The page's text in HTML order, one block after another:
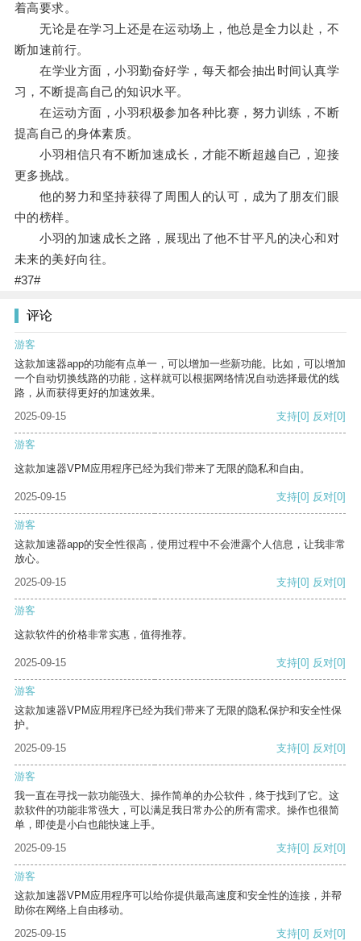
着高要求。
无论是在学习上还是在运动场上，他总是全力以赴，不
断加速前行。
在学业方面，小羽勤奋好学，每天都会抽出时间认真学
习，不断提高自己的知识水平。
在运动方面，小羽积极参加各种比赛，努力训练，不断
提高自己的身体素质。
小羽相信只有不断加速成长，才能不断超越自己，迎接
更多挑战。
他的努力和坚持获得了周围人的认可，成为了朋友们眼
中的榜样。
小羽的加速成长之路，展现出了他不甘平凡的决心和对
未来的美好向往。
#37#
评论
游客
这款加速器app的功能有点单一，可以增加一些新功能。比如，可以增加
一个自动切换线路的功能，这样就可以根据网络情况自动选择最优的线
路，从而获得更好的加速效果。
2025-09-15
支持[0] 反对[0]
游客
这款加速器VPM应用程序已经为我们带来了无限的隐私和自由。
2025-09-15 支持[0] 反对[0]
游客
这款加速器app的安全性很高，使用过程中不会泄露个人信息，让我非常
放心。
2025-09-15
支持[0] 反对[0]
游客
这款软件的价格非常实惠，值得推荐。
2025-09-15 支持[0] 反对[0]
游客
这款加速器VPM应用程序已经为我们带来了无限的隐私保护和安全性保
护。
2025-09-15
支持[0] 反对[0]
游客
我一直在寻找一款功能强大、操作简单的办公软件，终于找到了它。这
款软件的功能非常强大，可以满足我日常办公的所有需求。操作也很简
单，即使是小白也能快速上手。
2025-09-15
支持[0] 反对[0]
游客
这款加速器VPM应用程序可以给你提供最高速度和安全性的连接，并帮
助你在网络上自由移动。
2025-09-15
支持[0] 反对[0]